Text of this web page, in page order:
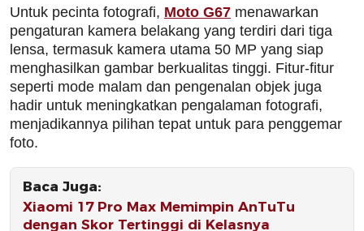
Untuk pecinta fotografi, Moto G67 menawarkan
pengaturan kamera belakang yang terdiri dari tiga
lensa, termasuk kamera utama 50 MP yang siap
menghasilkan gambar berkualitas tinggi. Fitur-fitur
seperti mode malam dan pengenalan objek juga
hadir untuk meningkatkan pengalaman fotografi,
menjadikannya pilihan tepat untuk para penggemar
foto.
Baca Juga:
Xiaomi 17 Pro Max Memimpin AnTuTu
dengan Skor Tertinggi di Kelasnya